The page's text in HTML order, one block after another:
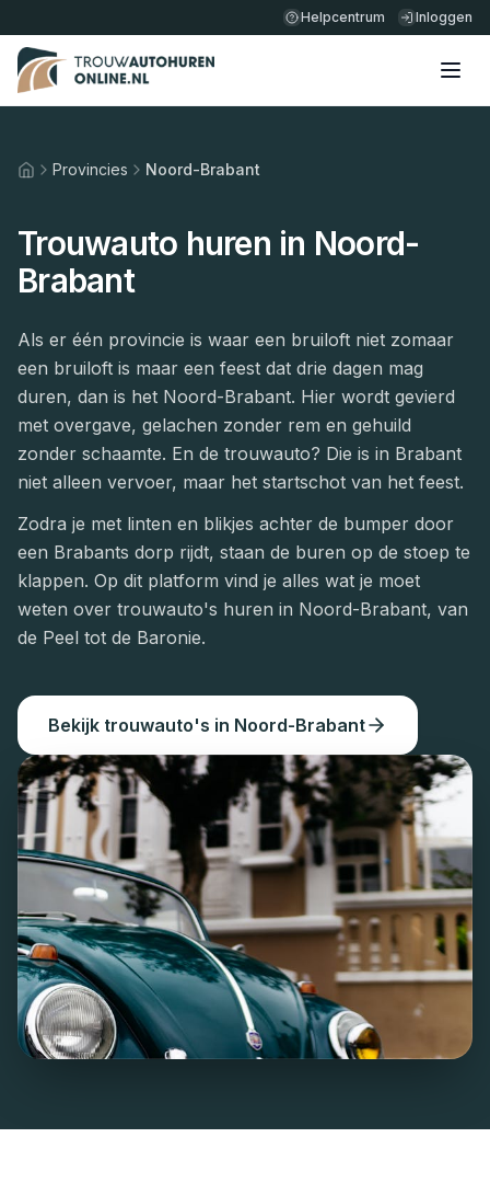
Helpcentrum Inloggen
HomeProvincies Noord-Brabant
Trouwauto huren in Noord-
Brabant
Als er één provincie is waar een bruiloft niet zomaar
een bruiloft is maar een feest dat drie dagen mag
duren, dan is het Noord-Brabant. Hier wordt gevierd
met overgave, gelachen zonder rem en gehuild
zonder schaamte. En de trouwauto? Die is in Brabant
niet alleen vervoer, maar het startschot van het feest.
Zodra je met linten en blikjes achter de bumper door
een Brabants dorp rijdt, staan de buren op de stoep te
klappen. Op dit platform vind je alles wat je moet
weten over trouwauto's huren in Noord-Brabant, van
de Peel tot de Baronie.
Bekijk trouwauto's in Noord-Brabant